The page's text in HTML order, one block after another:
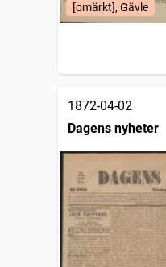
[omärkt], Gävle
1872-04-02
Dagens nyheter